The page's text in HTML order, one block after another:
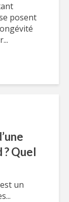
posent
Quel
un